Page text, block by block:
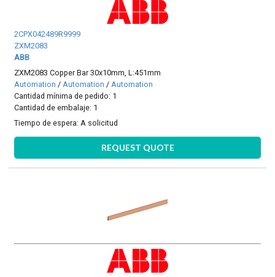
2CPX042489R9999
ZXM2083
ABB
ZXM2083 Copper Bar 30x10mm, L:451mm
Automation / Automation / Automation
Cantidad mínima de pedido: 1
Cantidad de embalaje: 1
Tiempo de espera:A solicitud
REQUEST QUOTE